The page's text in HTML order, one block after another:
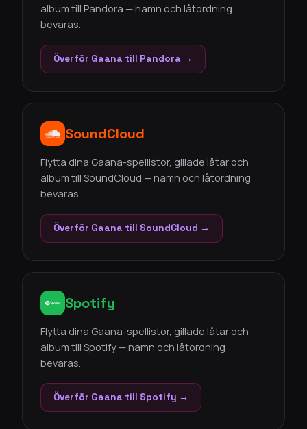
album till Pandora — namn och låtordning
bevaras.
Överför Gaana till Pandora →
SoundCloud
Flytta dina Gaana-spellistor, gillade låtar och
album till SoundCloud — namn och låtordning
bevaras.
Överför Gaana till SoundCloud →
Spotify
Flytta dina Gaana-spellistor, gillade låtar och
album till Spotify — namn och låtordning
bevaras.
Överför Gaana till Spotify →